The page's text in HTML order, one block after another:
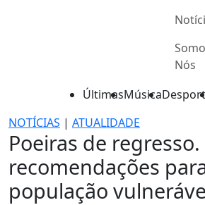
Nós
ÚltimasMúsica
NOTÍCIAS | ATUALIDADE
Poeiras de
recomendações
população